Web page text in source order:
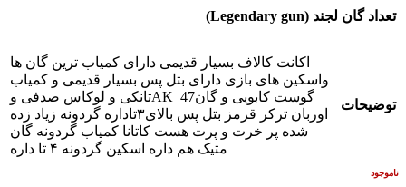
تعداد گان لجند (Legendary gun)
توضیحات
اکانت کالاف بسیار قدیمی دارای کمیاب ترین گان ها
واسکین های بازی دارای بتل پس بسیار قدیمی و کمیاب
گوست کابویی و گانAK_47تانکی و لوکاس صدفی و
اوربان ترکر قرمز بتل پس بالای۳تاداره گردونه زیاد زده
شده پر خرت و پرت هست کاتانا کمیاب گردونه گان
متیک هم داره اسکین گردونه ۴ تا داره
ناموجود